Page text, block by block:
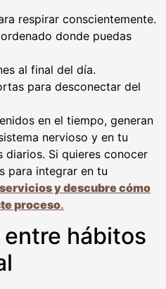
respirar conscientemente.
donde puedas
al final del día.
para desconectar del
en el tiempo, generan
nervioso y en tu
Si quieres conocer
para integrar en tu
y descubre cómo
proceso.
entre hábitos